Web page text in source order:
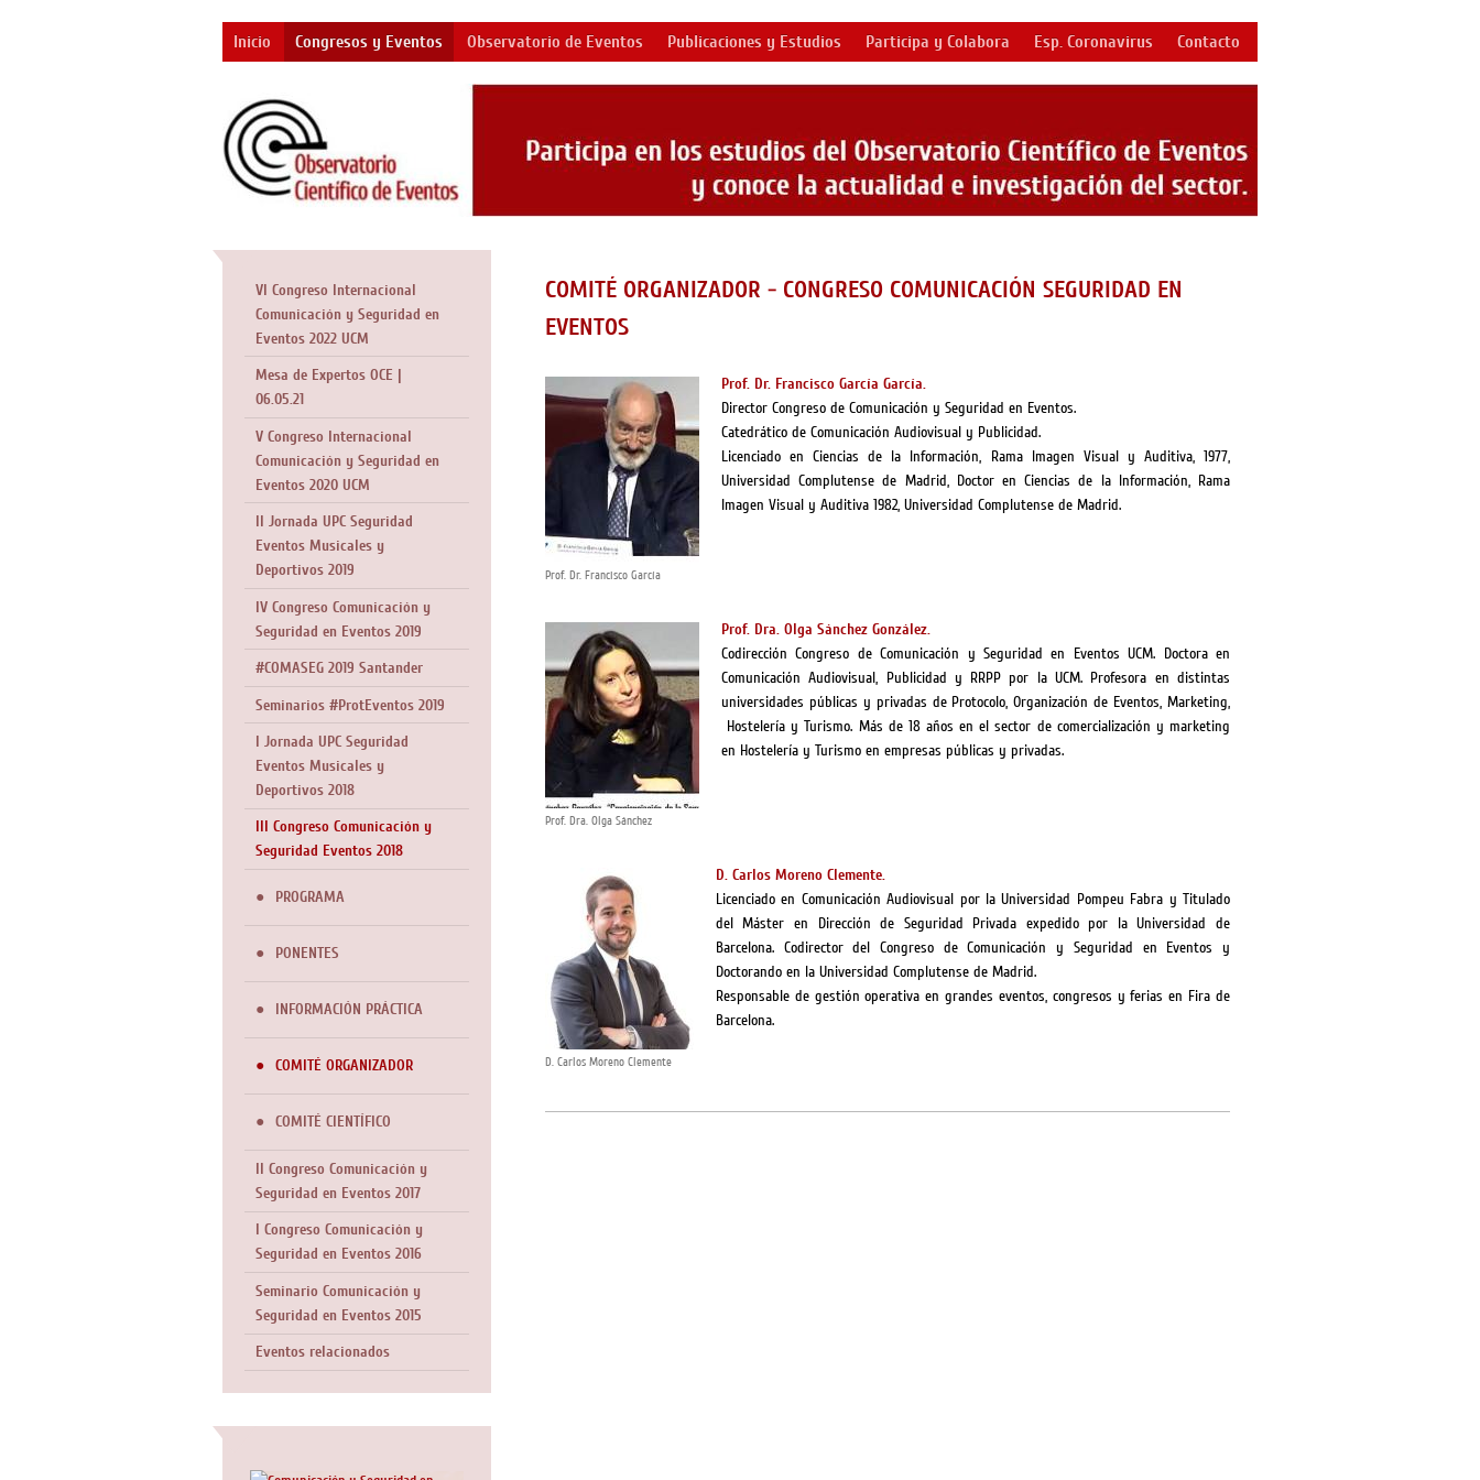
Inicio Congresos y Eventos Observatorio de Eventos Publicaciones y Estudios Participa y Colabora Esp. Coronavirus Contacto
COMITÉ ORGANIZADOR - CONGRESO COMUNICACIÓN SEGURIDAD EN
EVENTOS
Prof. Dr. Francisco García
Prof. Dr. Francisco García García.
Director Congreso de Comunicación y Seguridad en Eventos.
Catedrático de Comunicación Audiovisual y Publicidad.
Licenciado en Ciencias de la Información, Rama Imagen Visual y Auditiva, 1977,
Universidad Complutense de Madrid, Doctor en Ciencias de la Información, Rama
Imagen Visual y Auditiva 1982, Universidad Complutense de Madrid.
Prof. Dra. Olga Sánchez
Prof. Dra. Olga Sánchez González.
Codirección Congreso de Comunicación y Seguridad en Eventos UCM. Doctora en
Comunicación Audiovisual, Publicidad y RRPP por la UCM. Profesora en distintas
universidades públicas y privadas de Protocolo, Organización de Eventos, Marketing,
Hostelería y Turismo. Más de 18 años en el sector de comercialización y marketing
en Hostelería y Turismo en empresas públicas y privadas.
D. Carlos Moreno Clemente
D. Carlos Moreno Clemente.
Licenciado en Comunicación Audiovisual por la Universidad Pompeu Fabra y Titulado
del Máster en Dirección de Seguridad Privada expedido por la Universidad de
Barcelona. Codirector del Congreso de Comunicación y Seguridad en Eventos y
Doctorando en la Universidad Complutense de Madrid.
Responsable de gestión operativa en grandes eventos, congresos y ferias en Fira de
Barcelona.
VI Congreso Internacional
Comunicación y Seguridad en
Eventos 2022 UCM
Mesa de Expertos OCE |
06.05.21
V Congreso Internacional
Comunicación y Seguridad en
Eventos 2020 UCM
II Jornada UPC Seguridad
Eventos Musicales y
Deportivos 2019
IV Congreso Comunicación y
Seguridad en Eventos 2019
#COMASEG 2019 Santander
Seminarios #ProtEventos 2019
I Jornada UPC Seguridad
Eventos Musicales y
Deportivos 2018
III Congreso Comunicación y
Seguridad Eventos 2018
PROGRAMA
PONENTES
INFORMACIÓN PRÁCTICA
COMITÉ ORGANIZADOR
COMITÉ CIENTÍFICO
II Congreso Comunicación y
Seguridad en Eventos 2017
I Congreso Comunicación y
Seguridad en Eventos 2016
Seminario Comunicación y
Seguridad en Eventos 2015
Eventos relacionados